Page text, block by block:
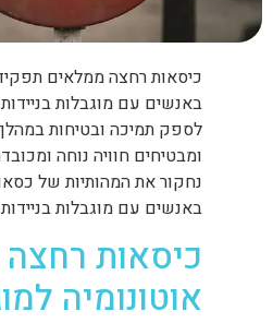
כיסאות רחצה ממלאים
באנשים עם מוגבלות
לספק תמיכה ובטיחות
ומבטיחים חוויה נוחה
נחקור את המהותיות של
באנשים עם מוגבלות
כיסאות
אוטונומיה